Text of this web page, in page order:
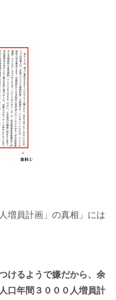
増員計画」の真相」には
けるようで嫌だから、余
口年間３０００人増員計